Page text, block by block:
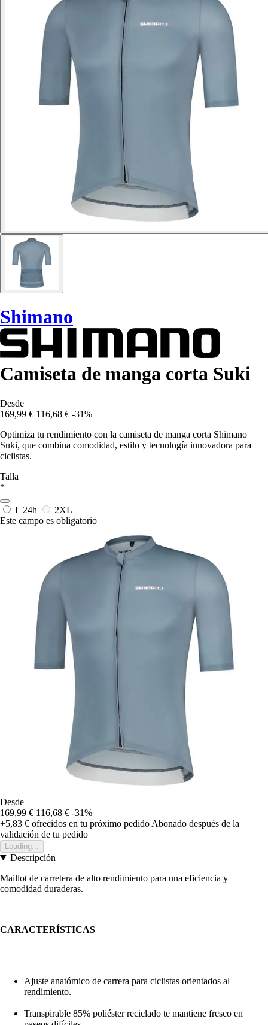
Shimano
Camiseta de manga corta Suki
Desde
169,99 € 116,68 € -31%
Optimiza tu rendimiento con la camiseta de manga corta Shimano
Suki, que combina comodidad, estilo y tecnología innovadora para
ciclistas.
Talla
*
L 24h
2XL
Este campo es obligatorio
Desde
169,99 € 116,68 € -31%
+5,83 € ofrecidos en tu próximo pedido Abonado después de la
validación de tu pedido
Loading...
Descripción
Maillot de carretera de alto rendimiento para una eficiencia y
comodidad duraderas.
CARACTERÍSTICAS
Ajuste anatómico de carrera para ciclistas orientados al
rendimiento.
Transpirable 85% poliéster reciclado te mantiene fresco en